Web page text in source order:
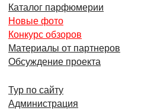
Каталог парфюмерии
Новые фото
Конкурс обзоров
Материалы от партнеров
Обсуждение проекта
Тур по сайту
Администрация